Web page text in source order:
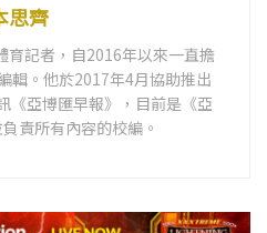
思齊
育記者，自2016年以來一直擔
輯。他於2017年4月協助推出
《亞博匯早報》，目前是《亞
責所有內容的校編。